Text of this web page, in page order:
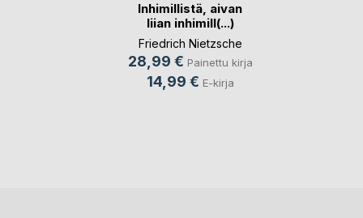
Inhimillistä, aivan
liian inhimill(...)
Friedrich Nietzsche
28,99 € Painettu kirja
14,99 € E-kirja